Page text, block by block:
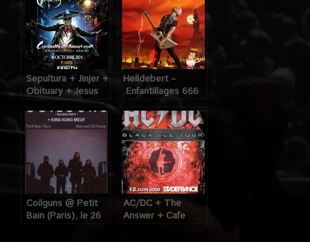
Sepultura + Jinjer +
Obituary + Jesus
Piece @ Zénith
(Paris), le 30
Octobre 2024
Helldebert –
Enfantillages 666
@ TAM (Rueil
Malmaison), le 8
Novembre 2024
Coilguns @ Petit
Bain (Paris), le 26
AC/DC + The
Answer + Cafe